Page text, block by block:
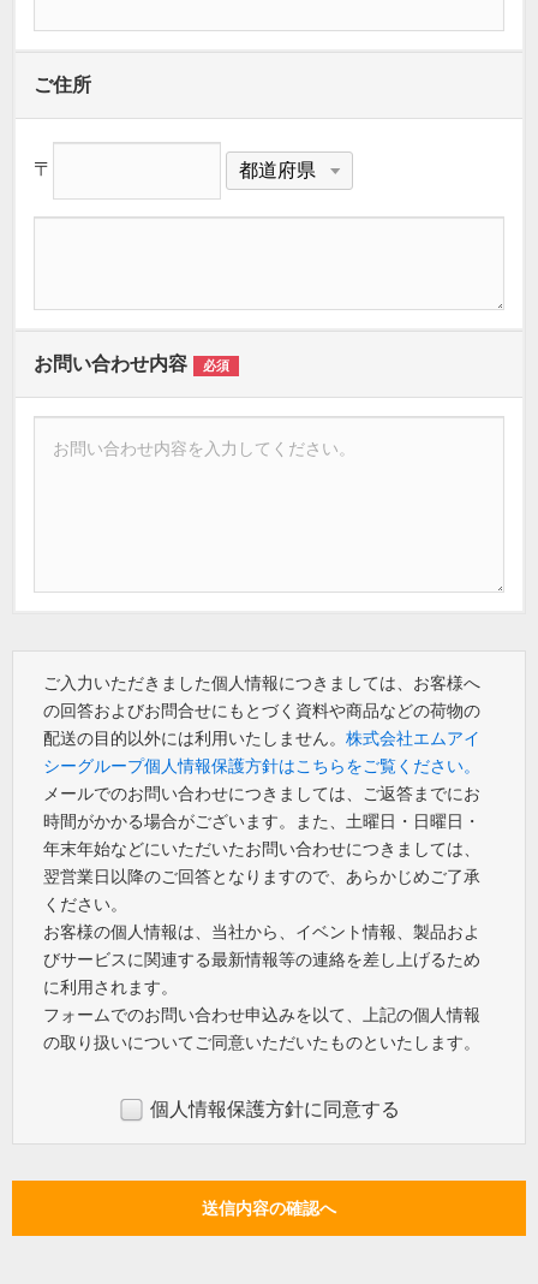
ご住所
〒
お問い合わせ内容 必須
ご入力いただきました個人情報につきましては、お客様へ
の回答およびお問合せにもとづく資料や商品などの荷物の
配送の目的以外には利用いたしません。 株式会社エムアイ
シーグループ個人情報保護方針はこちらをご覧ください。
メールでのお問い合わせにつきましては、ご返答までにお
時間がかかる場合がございます。また、土曜日・日曜日・
年末年始などにいただいたお問い合わせにつきましては、
翌営業日以降のご回答となりますので、あらかじめご了承
ください。
お客様の個人情報は、当社から、イベント情報、製品およ
びサービスに関連する最新情報等の連絡を差し上げるため
に利用されます。
フォームでのお問い合わせ申込みを以て、上記の個人情報
の取り扱いについてご同意いただいたものといたします。
個人情報保護方針に同意する